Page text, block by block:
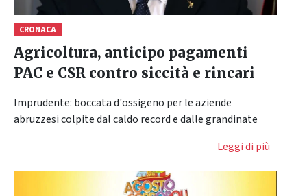
CRONACA
Agricoltura, anticipo pagamenti
PAC e CSR contro siccità e rincari
Imprudente: boccata d'ossigeno per le aziende
abruzzesi colpite dal caldo record e dalle grandinate
Leggi di più